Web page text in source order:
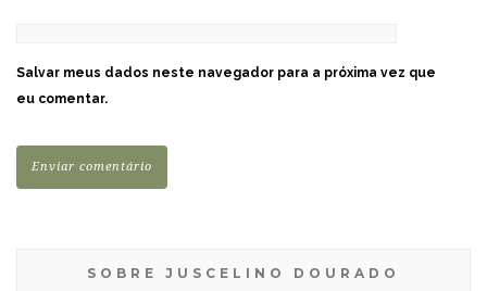
Salvar meus dados neste navegador para a próxima vez que
eu comentar.
SOBRE JUSCELINO DOURADO